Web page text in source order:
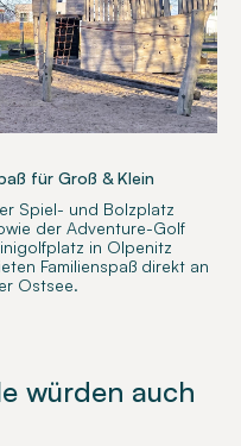
für Groß & Klein
Spiel- und Bolzplatz
der Adventure-Golf
in Olpenitz
Familienspaß direkt an
Ostsee.
würden auch